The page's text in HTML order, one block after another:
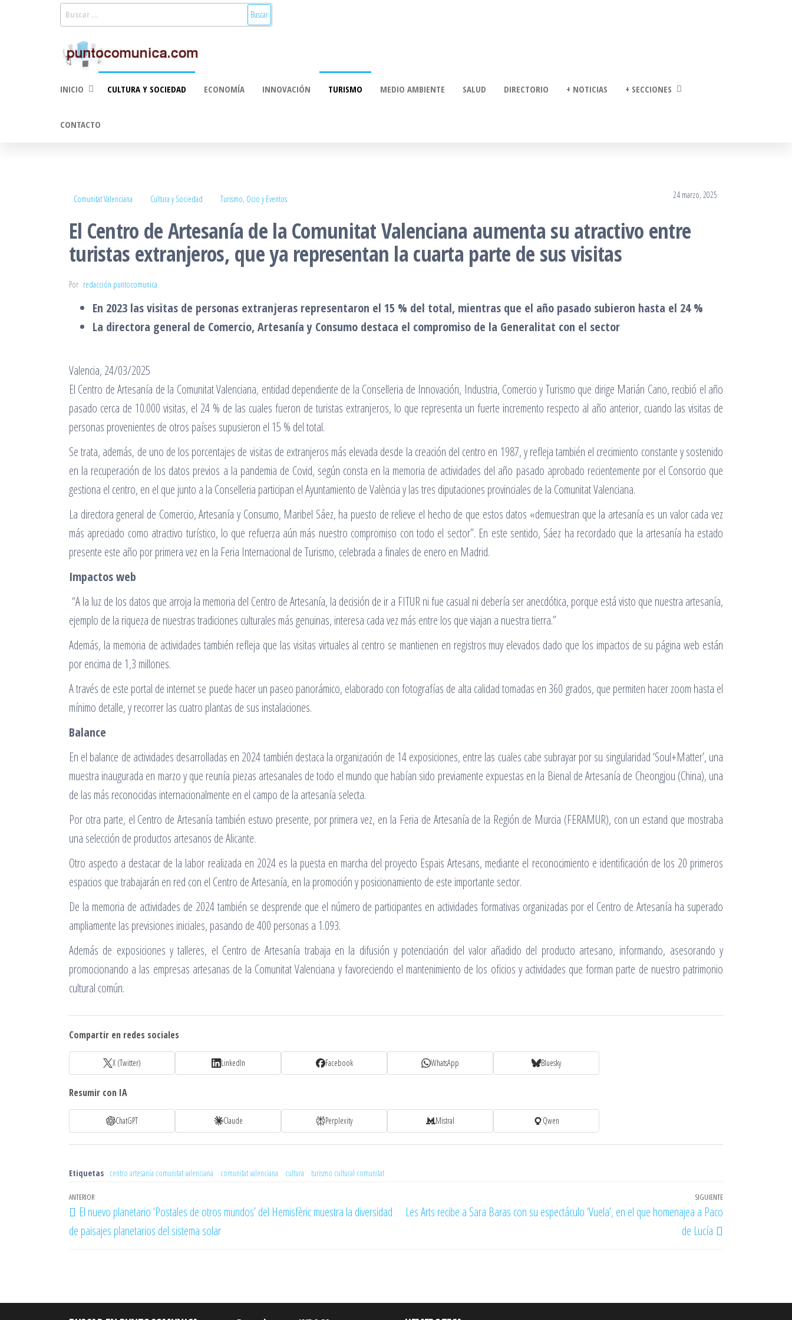
2.0
economía,
INICIO CULTURA Y SOCIEDAD ECONOMÍA INNOVACIÓN TURISMO MEDIO AMBIENTE SALUD DIRECTORIO + NOTICIAS + SECCIONES
CONTACTO
Comunitat Valenciana Cultura y Sociedad Turismo, Ocio y Eventos 24 marzo, 2025
El Centro de Artesanía de la Comunitat Valenciana aumenta su atractivo entre
turistas extranjeros, que ya representan la cuarta parte de sus visitas
Por redacción puntocomunica
En 2023 las visitas de personas extranjeras representaron el 15 % del total, mientras que el año pasado subieron hasta el 24 %
La directora general de Comercio, Artesanía y Consumo destaca el compromiso de la Generalitat con el sector
Valencia, 24/03/2025
El Centro de Artesanía de la Comunitat Valenciana, entidad dependiente de la Conselleria de Innovación, Industria, Comercio y Turismo que dirige Marián Cano, recibió el año
pasado cerca de 10.000 visitas, el 24 % de las cuales fueron de turistas extranjeros, lo que representa un fuerte incremento respecto al año anterior, cuando las visitas de
personas provenientes de otros países supusieron el 15 % del total.
Se trata, además, de uno de los porcentajes de visitas de extranjeros más elevada desde la creación del centro en 1987, y refleja también el crecimiento constante y sostenido
en la recuperación de los datos previos a la pandemia de Covid, según consta en la memoria de actividades del año pasado aprobado recientemente por el Consorcio que
gestiona el centro, en el que junto a la Conselleria participan el Ayuntamiento de València y las tres diputaciones provinciales de la Comunitat Valenciana.
La directora general de Comercio, Artesanía y Consumo, Maribel Sáez, ha puesto de relieve el hecho de que estos datos «demuestran que la artesanía es un valor cada vez
más apreciado como atractivo turístico, lo que refuerza aún más nuestro compromiso con todo el sector”. En este sentido, Sáez ha recordado que la artesanía ha estado
presente este año por primera vez en la Feria Internacional de Turismo, celebrada a finales de enero en Madrid.
Impactos web
“A la luz de los datos que arroja la memoria del Centro de Artesanía, la decisión de ir a FITUR ni fue casual ni debería ser anecdótica, porque está visto que nuestra artesanía,
ejemplo de la riqueza de nuestras tradiciones culturales más genuinas, interesa cada vez más entre los que viajan a nuestra tierra.”
Además, la memoria de actividades también refleja que las visitas virtuales al centro se mantienen en registros muy elevados dado que los impactos de su página web están
por encima de 1,3 millones.
A través de este portal de internet se puede hacer un paseo panorámico, elaborado con fotografías de alta calidad tomadas en 360 grados, que permiten hacer zoom hasta el
mínimo detalle, y recorrer las cuatro plantas de sus instalaciones.
Balance
En el balance de actividades desarrolladas en 2024 también destaca la organización de 14 exposiciones, entre las cuales cabe subrayar por su singularidad ‘Soul+Matter’, una
muestra inaugurada en marzo y que reunía piezas artesanales de todo el mundo que habían sido previamente expuestas en la Bienal de Artesanía de Cheongjou (China), una
de las más reconocidas internacionalmente en el campo de la artesanía selecta.
Por otra parte, el Centro de Artesanía también estuvo presente, por primera vez, en la Feria de Artesanía de la Región de Murcia (FERAMUR), con un estand que mostraba
una selección de productos artesanos de Alicante.
Otro aspecto a destacar de la labor realizada en 2024 es la puesta en marcha del proyecto Espais Artesans, mediante el reconocimiento e identificación de los 20 primeros
espacios que trabajarán en red con el Centro de Artesanía, en la promoción y posicionamiento de este importante sector.
De la memoria de actividades de 2024 también se desprende que el número de participantes en actividades formativas organizadas por el Centro de Artesanía ha superado
ampliamente las previsiones iniciales, pasando de 400 personas a 1.093.
Además de exposiciones y talleres, el Centro de Artesanía trabaja en la difusión y potenciación del valor añadido del producto artesano, informando, asesorando y
promocionando a las empresas artesanas de la Comunitat Valenciana y favoreciendo el mantenimiento de los oficios y actividades que forman parte de nuestro patrimonio
cultural común.
Compartir en redes sociales
X (Twitter) LinkedIn Facebook WhatsApp Bluesky
Resumir con IA
ChatGPT Claude Perplexity Mistral Qwen
Etiquetas centro artesanía comunitat valenciana comunitat valenciana cultura turismo cultural comunitat
Navegación
de
entradas
Entrada
anterior
ANTERIOR
El nuevo planetario ‘Postales de otros mundos’ del Hemisfèric muestra la diversidad
de paisajes planetarios del sistema solar
Entrada
SIGUIENTE
Les Arts recibe a Sara Baras con su espectáculo ‘Vuela’, en el que homenajea a Paco
de Lucía